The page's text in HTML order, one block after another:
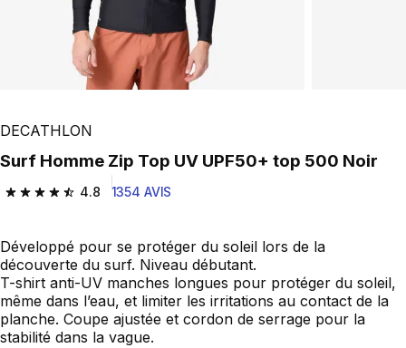
DECATHLON
Surf Homme Zip Top UV UPF50+ top 500 Noir
4.8
4.8 out of 5 stars from 1354 reviews
1354 AVIS
Développé pour se protéger du soleil lors de la
découverte du surf. Niveau débutant.
T-shirt anti-UV manches longues pour protéger du soleil,
même dans l’eau, et limiter les irritations au contact de la
planche. Coupe ajustée et cordon de serrage pour la
stabilité dans la vague.